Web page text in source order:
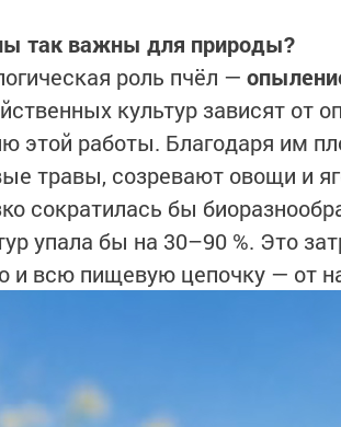
так важны для природы?
роль пчёл —
культур зависят от
этой работы. Благодаря им
травы, созревают овощи и
сократилась бы
упала бы на 30–90 %. Это
и всю пищевую цепочку — от